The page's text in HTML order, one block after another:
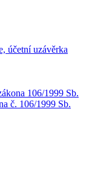
účetní uzávěrka
106/1999 Sb.
č. 106/1999 Sb.